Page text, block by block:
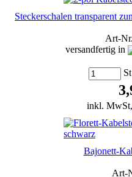
Steckerschalen transparent
Art-
versandfertig in
St
inkl. MwSt,
Bajonett-
Art-